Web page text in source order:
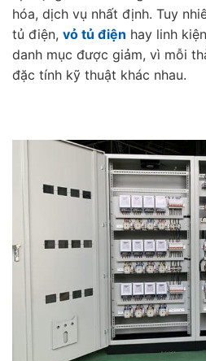
hóa, dịch vụ nhất định. Tuy
tủ điện, vỏ tủ điện hay linh
danh mục được giảm, vì mỗi
đặc tính kỹ thuật khác nhau.